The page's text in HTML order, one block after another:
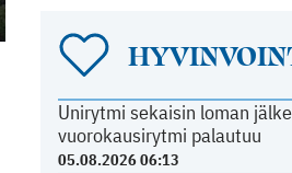
Unirytmi sekaisin loman
vuorokausirytmi palautuu
05.08.2026 06:13